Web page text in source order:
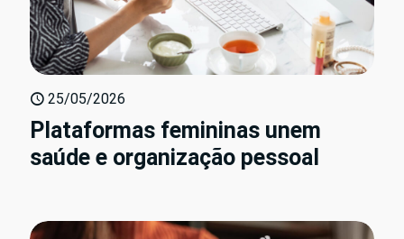
25/05/2026
Plataformas femininas unem
saúde e organização pessoal